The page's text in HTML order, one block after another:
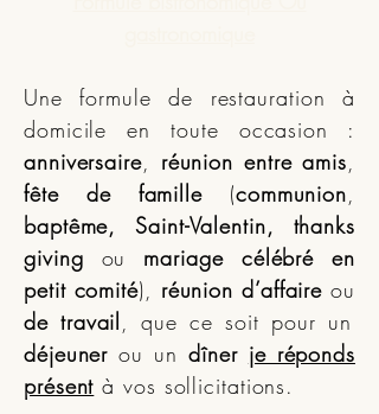
Une formule de restauration à
domicile en toute occasion :
anniversaire, réunion entre amis,
fête de famille(communion,
baptême, Saint-Valentin, thanks
giving ou mariage célébré en
petit comité), réunion d’affaireou
de travail, que ce soit pour un
déjeunerou undîner je réponds
présent à vos sollicitations.